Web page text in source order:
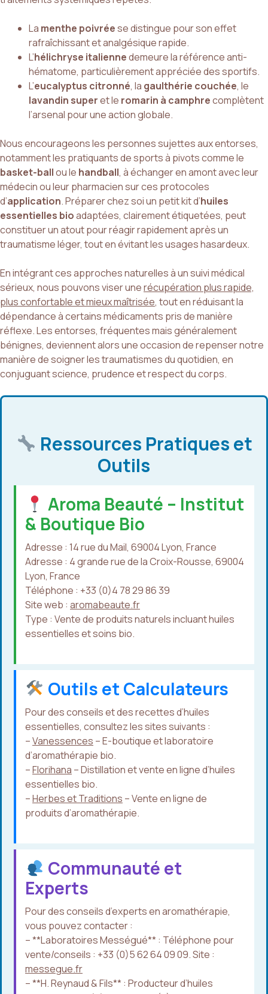
La menthe poivréese distingue pour son effet
rafraîchissant et analgésique rapide.
L’hélichryse italiennedemeure la référence anti-
hématome, particulièrement appréciée des sportifs.
L’eucalyptus citronné, la gaulthérie couchée, le
lavandin superet le romarin à camphrecomplètent
l’arsenal pour une action globale.
Nous encourageons les personnes sujettes aux entorses,
notamment les pratiquants de sports à pivots comme le
basket-ballou le handball, à échanger en amont avec leur
médecin ou leur pharmacien sur ces protocoles
d’application. Préparer chez soi un petit kit d’huiles
essentielles bioadaptées, clairement étiquetées, peut
constituer un atout pour réagir rapidement après un
traumatisme léger, tout en évitant les usages hasardeux.
En intégrant ces approches naturelles à un suivi médical
sérieux, nous pouvons viser unerécupération plus rapide,
plus confortable et mieux maîtrisée, tout en réduisant la
dépendance à certains médicaments pris de manière
réflexe. Les entorses, fréquentes mais généralement
bénignes, deviennent alors une occasion de repenser notre
manière de soigner les traumatismes du quotidien, en
conjuguant science, prudence et respect du corps.
Ressources Pratiques et
Outils
Aroma Beauté – Institut
& Boutique Bio
Adresse : 14 rue du Mail, 69004 Lyon, France
Adresse : 4 grande rue de la Croix-Rousse, 69004
Lyon, France
Téléphone : +33 (0)4 78 29 86 39
Site web : aromabeaute.fr
Type : Vente de produits naturels incluant huiles
essentielles et soins bio.
Outils et Calculateurs
Pour des conseils et des recettes d’huiles
essentielles, consultez les sites suivants :
–Vanessences – E-boutique et laboratoire
d’aromathérapie bio.
–Florihana – Distillation et vente en ligne d’huiles
essentielles bio.
–Herbes et Traditions – Vente en ligne de
produits d’aromathérapie.
Communauté et
Experts
Pour des conseils d’experts en aromathérapie,
vous pouvez contacter :
– **Laboratoires Mességué** : Téléphone pour
vente/conseils : +33 (0)5 62 64 09 09. Site :
messegue.fr
– **H. Reynaud & Fils** : Producteur d’huiles